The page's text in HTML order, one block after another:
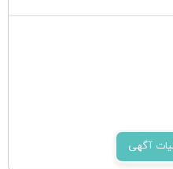
آگهی